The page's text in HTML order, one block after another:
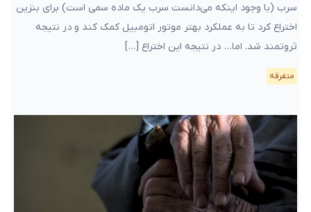
سرب (با وجود اینکه می‌دانست سرب یک ماده‌ سمی‌ است) برای بنزین
اختراع کرد تا به عملکرد بهتر موتور اتومبیل کمک کند و در نتیجه
ثروتمند شد. اما… در نتیجه این اختراع […]
متفرقه